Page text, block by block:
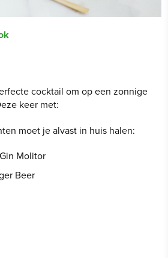
cocktail om op een zonnige
keer met:
moet je alvast in huis halen:
Molitor
Beer